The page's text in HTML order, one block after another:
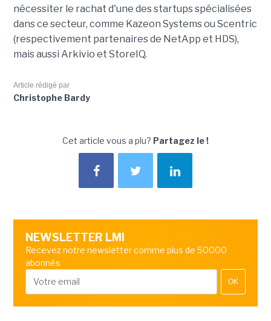
nécessiter le rachat d'une des startups spécialisées
dans ce secteur, comme Kazeon Systems ou Scentric
(respectivement partenaires de NetApp et HDS),
mais aussi Arkivio et StoreIQ.
Article rédigé par
Christophe Bardy
Cet article vous a plu? Partagez le !
NEWSLETTER LMI
Recevez notre newsletter comme plus de 50000
abonnés
OK